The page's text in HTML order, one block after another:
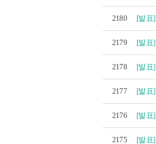
2180 [발표]
2179 [발표]
2178 [발표]
2177 [발표]
2176 [발표]
2175 [발표]